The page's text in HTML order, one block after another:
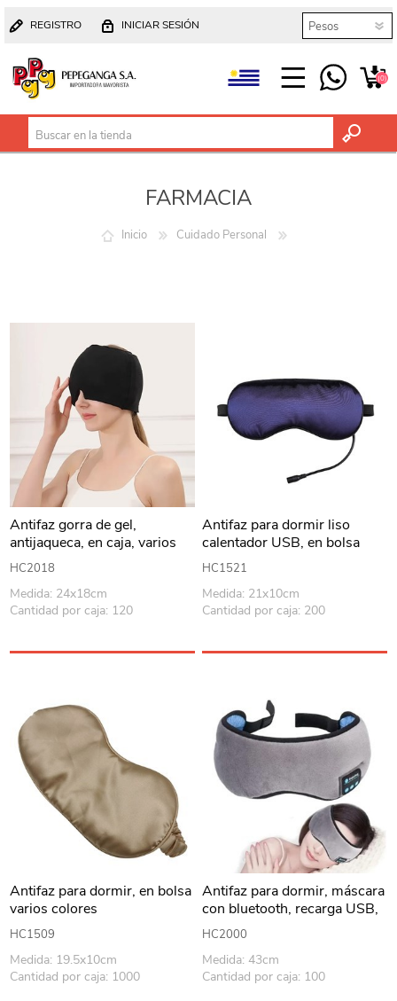
REGISTRO INICIAR SESIÓN
(0)
FARMACIA
Inicio Cuidado Personal
Antifaz gorra de gel,
antijaqueca, en caja, varios
colores
HC2018
Medida: 24x18cm
Cantidad por caja: 120
Antifaz para dormir liso
calentador USB, en bolsa
varios colores
HC1521
Medida: 21x10cm
Cantidad por caja: 200
Antifaz para dormir, en bolsa
varios colores
HC1509
Medida: 19.5x10cm
Cantidad por caja: 1000
Antifaz para dormir, máscara
con bluetooth, recarga USB,
en caja, varios colores
HC2000
Medida: 43cm
Cantidad por caja: 100